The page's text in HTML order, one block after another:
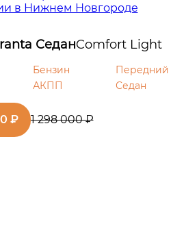
СеданComfort Light
Бензин
Передний
АКПП Седан
₽ 1 298 000 ₽